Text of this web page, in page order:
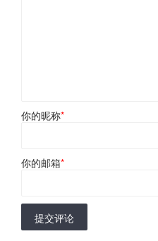
你的昵称*
你的邮箱*
提交评论